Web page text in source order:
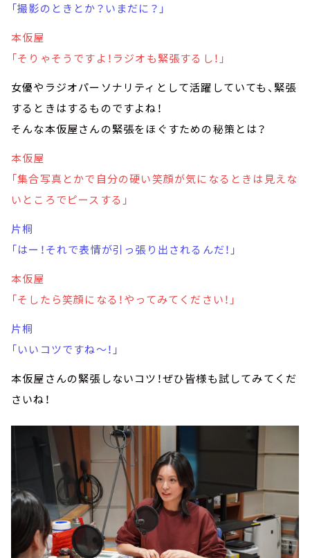
「撮影のときとか？いまだに？」
本仮屋
「そりゃそうですよ！ラジオも緊張するし！」
女優やラジオパーソナリティとして活躍していても、緊張
するときはするものですよね！
そんな本仮屋さんの緊張をほぐすための秘策とは？
本仮屋
「集合写真とかで自分の硬い笑顔が気になるときは見えな
いところでピースする」
片桐
「はー！それで表情が引っ張り出されるんだ！」
本仮屋
「そしたら笑顔になる！やってみてください！」
片桐
「いいコツですね～！」
本仮屋さんの緊張しないコツ！ぜひ皆様も試してみてくだ
さいね！